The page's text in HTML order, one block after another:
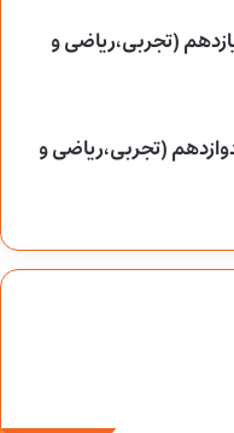
(تجربی،ریاضی و
(تجربی،ریاضی و